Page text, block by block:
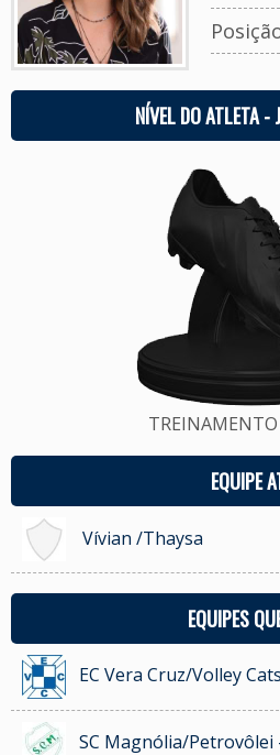
NÍVEL DO ATLETA -
EQUIPE
Vívian /Thaysa
EQUIPES
EC Vera Cruz/Volley
SC Magnólia/Petrovôlei